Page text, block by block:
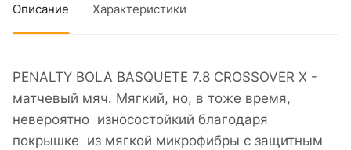
Описание Характеристики
PENALTY BOLA BASQUETE 7.8 CROSSOVER X -
матчевый мяч. Мягкий, но, в тоже время,
невероятно износостойкий благодаря
покрышке из мягкой микрофибры с защитным